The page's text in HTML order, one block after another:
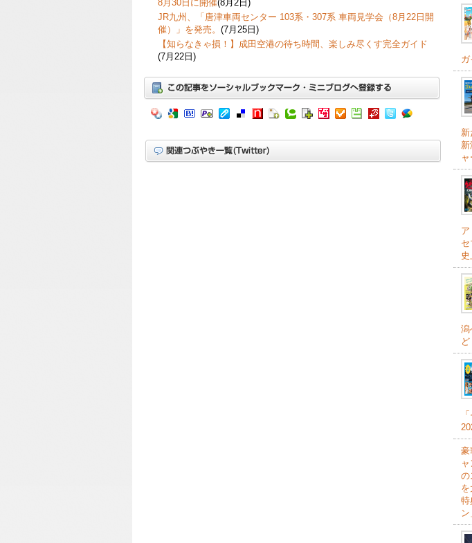
8月30日に開催(8月2日)
JR九州、「唐津車両センター 103系・307系 車両見学会（8月22日開
催）」を発売。 (7月25日)
【知らなきゃ損！】成田空港の待ち時間、楽しみ尽くす完全ガイド
(7月22日)
ガ
新
史
潟
豪
の
特
ン